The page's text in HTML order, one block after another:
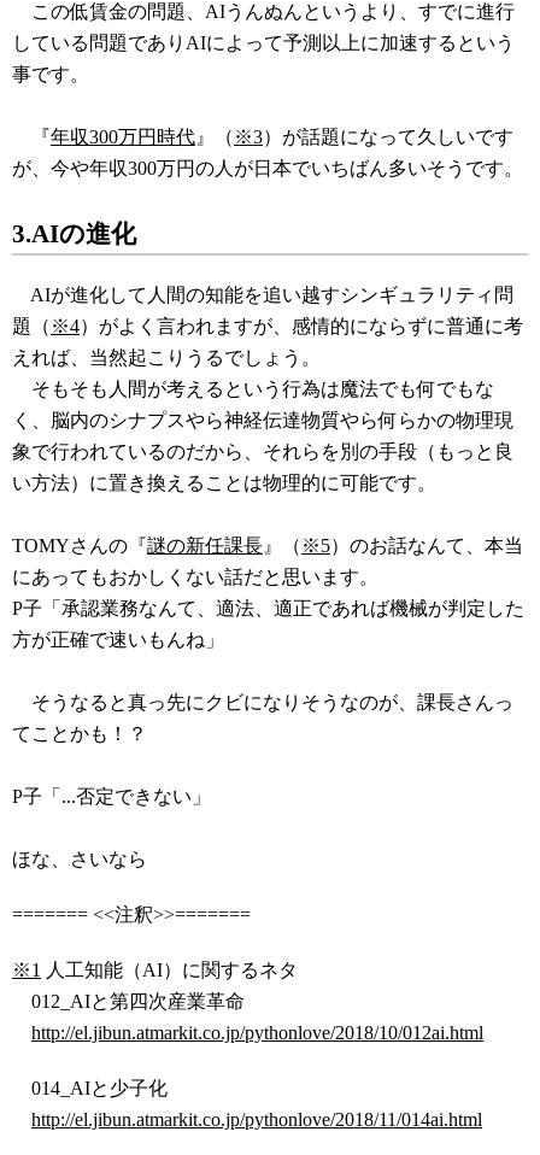
この低賃金の問題、AIうんぬんというより、すでに進行
している問題でありAIによって予測以上に加速するという
事です。
『年収300万円時代 』（ ※3）が話題になって久しいです
が、今や年収300万円の人が日本でいちばん多いそうです。
3.AIの進化
AIが進化して人間の知能を追い越すシンギュラリティ問
題（ ※4）がよく言われますが、感情的にならずに普通に考
えれば、当然起こりうるでしょう。
そもそも人間が考えるという行為は魔法でも何でもな
く、脳内のシナプスやら神経伝達物質やら何らかの物理現
象で行われているのだから、それらを別の手段（もっと良
い方法）に置き換えることは物理的に可能です。
TOMYさんの『謎の新任課長 』（ ※5）のお話なんて、本当
にあってもおかしくない話だと思います。
P子「承認業務なんて、適法、適正であれば機械が判定した
方が正確で速いもんね」
そうなると真っ先にクビになりそうなのが、課長さんっ
てことかも！？
P子「...否定できない」
ほな、さいなら
======= <<注釈>>=======
※1 人工知能（AI）に関するネタ
012_AIと第四次産業革命
http://el.jibun.atmarkit.co.jp/pythonlove/2018/10/012ai.html
014_AIと少子化
http://el.jibun.atmarkit.co.jp/pythonlove/2018/11/014ai.html